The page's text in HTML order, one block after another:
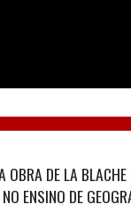
OBRA DE LA
ENSINO DE